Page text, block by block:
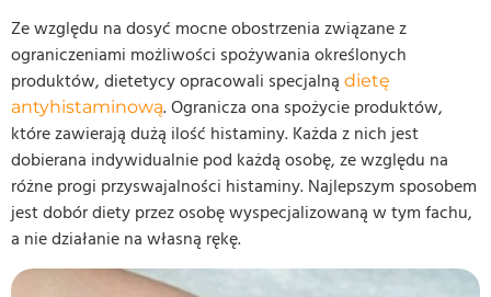
Ze względu na dosyć mocne obostrzenia związane z
ograniczeniami możliwości spożywania określonych
produktów, dietetycy opracowali specjalną dietę
antyhistaminową. Ogranicza ona spożycie produktów,
które zawierają dużą ilość histaminy. Każda z nich jest
dobierana indywidualnie pod każdą osobę, ze względu na
różne progi przyswajalności histaminy. Najlepszym sposobem
jest dobór diety przez osobę wyspecjalizowaną w tym fachu,
a nie działanie na własną rękę.